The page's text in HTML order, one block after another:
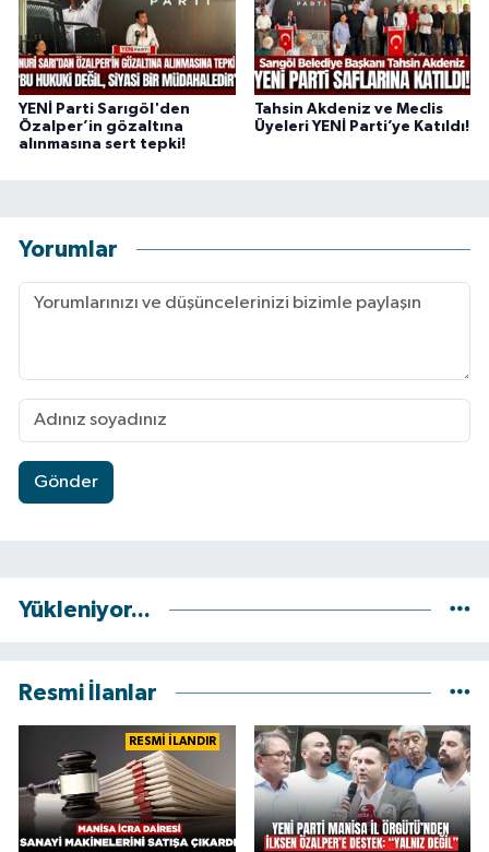
YENİ Parti Sarıgöl'den
Özalper’in gözaltına
alınmasına sert tepki!
Tahsin Akdeniz ve Meclis
Üyeleri YENİ Parti’ye Katıldı!
Yorumlar
Gönder
Yükleniyor...
Resmi İlanlar
RESMİ İLANDIR